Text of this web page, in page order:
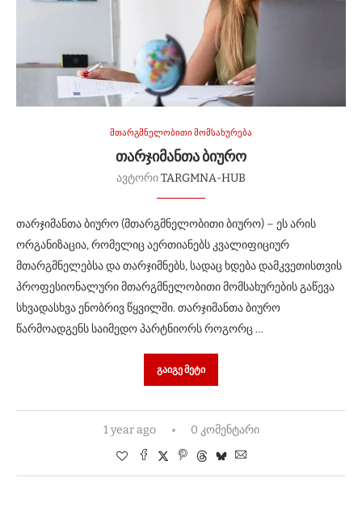
მთარგმნელობითი მომსახურება
ᲗᲐᲠᲯᲘᲛᲐᲜᲗᲐ ᲑᲘᲣᲠᲝ
ავტორიTARGMNA-HUB
თარჯიმანთა ბიურო (მთარგმნელობითი ბიურო) – ეს არის
ორგანიზაცია, რომელიც აერთიანებს კვალიფიციურ
მთარგმნელებსა და თარჯიმნებს, სადაც ხდება დამკვეთისთვის
პროფესიონალური მთარგმნელობითი მომსახურების გაწევა
სხვადასხვა ენობრივ წყვილში. თარჯიმანთა ბიურო
წარმოადგენს საიმედო პარტნიორს როგორც …
ᲒᲐᲘᲒᲔ ᲛᲔᲢᲘ
1 year ago 0 კომენტარი